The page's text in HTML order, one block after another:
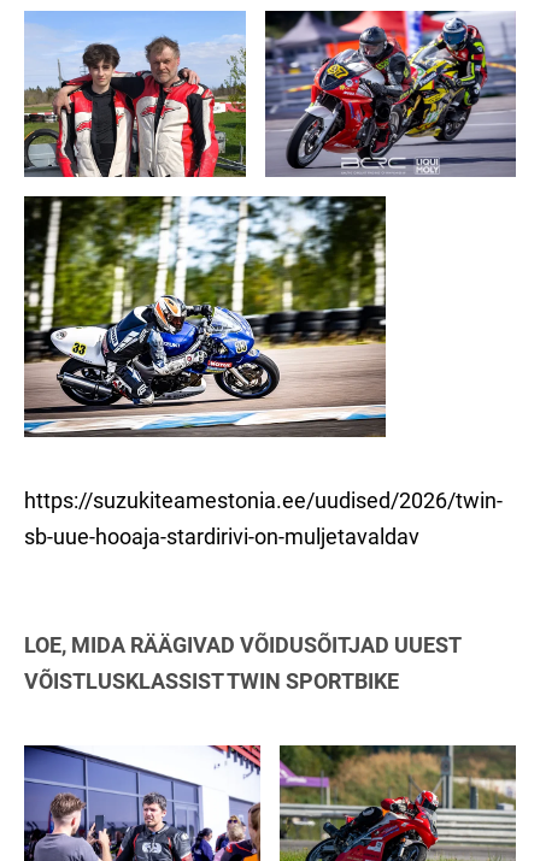
https://suzukiteamestonia.ee/uudised/2026/twin-
sb-uue-hooaja-stardirivi-on-muljetavaldav
LOE, MIDA RÄÄGIVAD VÕIDUSÕITJAD UUEST
VÕISTLUSKLASSIST TWIN SPORTBIKE